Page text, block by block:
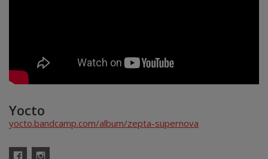
Yocto
yocto.bandcamp.com/album/zepta-supernova